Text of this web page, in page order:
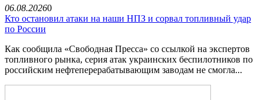
06.08.20260
Кто остановил атаки на наши НПЗ и сорвал топливный удар
по России
Как сообщила «Свободная Пресса» со ссылкой на экспертов
топливного рынка, серия атак украинских беспилотников по
российским нефтеперерабатывающим заводам не смогла...